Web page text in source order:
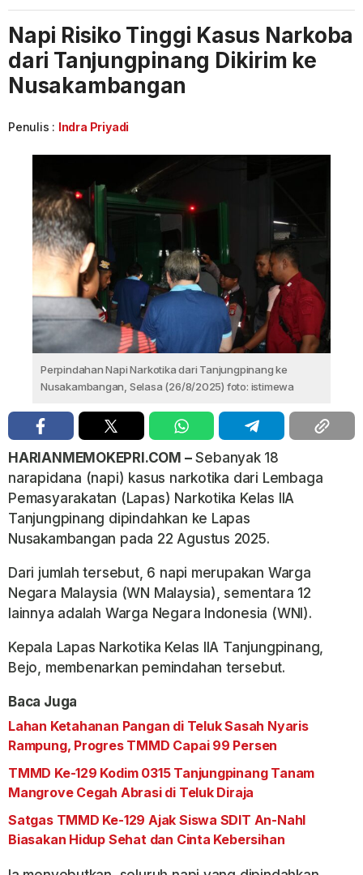
Napi Risiko Tinggi Kasus Narkoba
dari Tanjungpinang Dikirim ke
Nusakambangan
Penulis : Indra Priyadi
Perpindahan Napi Narkotika dari Tanjungpinang ke
Nusakambangan, Selasa (26/8/2025) foto: istimewa
HARIANMEMOKEPRI.COM –Sebanyak 18
narapidana (napi) kasus narkotika dari Lembaga
Pemasyarakatan (Lapas) Narkotika Kelas IIA
Tanjungpinang dipindahkan ke Lapas
Nusakambangan pada 22 Agustus 2025.
Dari jumlah tersebut, 6 napi merupakan Warga
Negara Malaysia (WN Malaysia), sementara 12
lainnya adalah Warga Negara Indonesia (WNI).
Kepala Lapas Narkotika Kelas IIA Tanjungpinang,
Bejo, membenarkan pemindahan tersebut.
Baca Juga
Lahan Ketahanan Pangan di Teluk Sasah Nyaris
Rampung, Progres TMMD Capai 99 Persen
TMMD Ke-129 Kodim 0315 Tanjungpinang Tanam
Mangrove Cegah Abrasi di Teluk Diraja
Satgas TMMD Ke-129 Ajak Siswa SDIT An-Nahl
Biasakan Hidup Sehat dan Cinta Kebersihan